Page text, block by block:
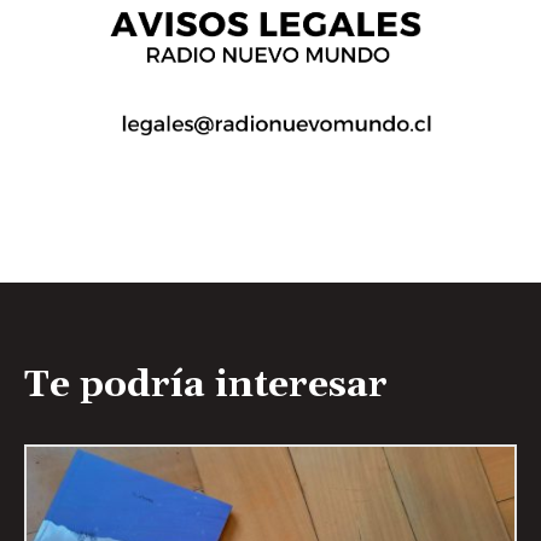
Te podría interesar